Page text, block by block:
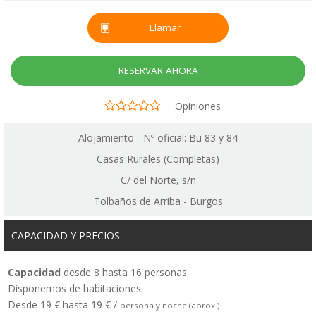
Llamar
RESERVAR AHORA
Opiniones
Alojamiento - Nº oficial: Bu 83 y 84
Casas Rurales (Completas)
C/ del Norte, s/n
Tolbaños de Arriba - Burgos
CAPACIDAD Y PRECIOS
Capacidad desde 8 hasta 16 personas.
Disponemos de habitaciones.
Desde 19 € hasta 19 € / persona y noche (aprox.)